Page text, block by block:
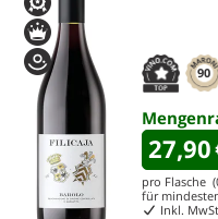
90
27,90
pro Flasche
für
Inkl.